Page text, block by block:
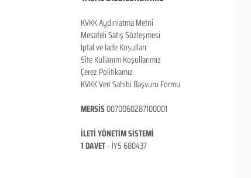
KVKK Aydınlatma Metni
Mesafeli Satış Sözleşmesi
İptal ve İade Koşulları
Site Kullanım Koşullarımız
Çerez Politikamız
KVKK Veri Sahibi Başvuru Formu
MERSİS0070060287100001
İLETİ YÖNETİM SİSTEMİ
1 DAVET- İYS 680437